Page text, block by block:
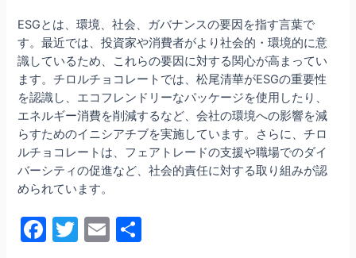
ESGとは、環境、社会、ガバナンスの要因を指す言葉で
す。最近では、投資家や消費者がより社会的・環境的に意
識しているため、これらの要因に対する関心が高まってい
ます。チロルチョコレートでは、松尾清華がESGの重要性
を認識し、エコフレンドリーなパッケージを使用したり、
エネルギー消費を削減するなど、会社の環境への影響を減
らすためのイニシアチブを実施しています。さらに、チロ
ルチョコレートは、フェアトレードの支援や職場でのダイ
バーシティの促進など、社会的責任に対する取り組みが認
められています。
F
T
E